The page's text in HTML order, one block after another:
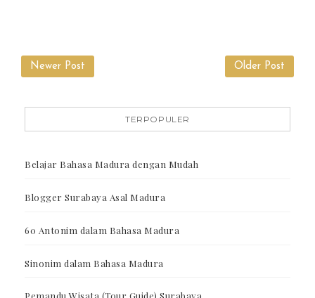
Newer Post Older Post
TERPOPULER
Belajar Bahasa Madura dengan Mudah
Blogger Surabaya Asal Madura
60 Antonim dalam Bahasa Madura
Sinonim dalam Bahasa Madura